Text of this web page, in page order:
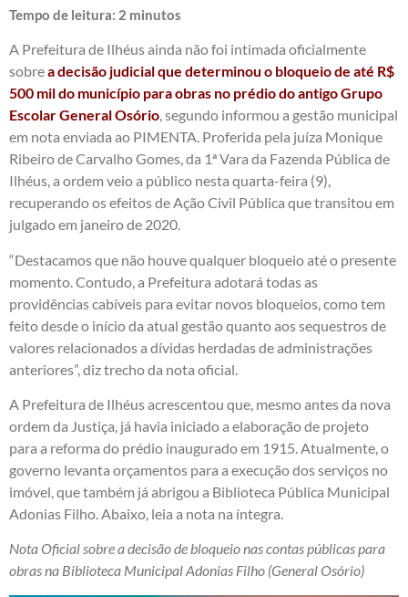
Tempo de leitura: 2 minutos
A Prefeitura de Ilhéus ainda não foi intimada oficialmente
sobrea decisão judicial que determinou o bloqueio de até R$
500 mil do município para obras no prédio do antigo Grupo
Escolar General Osório, segundo informou a gestão municipal
em nota enviada ao PIMENTA. Proferida pela juíza Monique
Ribeiro de Carvalho Gomes, da 1ª Vara da Fazenda Pública de
Ilhéus, a ordem veio a público nesta quarta-feira (9),
recuperando os efeitos de Ação Civil Pública que transitou em
julgado em janeiro de 2020.
“Destacamos que não houve qualquer bloqueio até o presente
momento. Contudo, a Prefeitura adotará todas as
providências cabíveis para evitar novos bloqueios, como tem
feito desde o início da atual gestão quanto aos sequestros de
valores relacionados a dívidas herdadas de administrações
anteriores”, diz trecho da nota oficial.
A Prefeitura de Ilhéus acrescentou que, mesmo antes da nova
ordem da Justiça, já havia iniciado a elaboração de projeto
para a reforma do prédio inaugurado em 1915. Atualmente, o
governo levanta orçamentos para a execução dos serviços no
imóvel, que também já abrigou a Biblioteca Pública Municipal
Adonias Filho. Abaixo, leia a nota na íntegra.
Nota Oficial sobre a decisão de bloqueio nas contas públicas para
obras na Biblioteca Municipal Adonias Filho (General Osório)